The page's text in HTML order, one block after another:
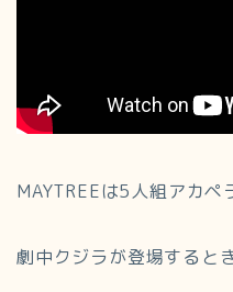
MAYTREEは5人組アカペ
劇中クジラが登場すると